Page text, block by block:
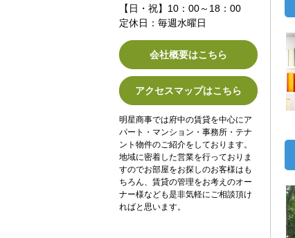
【日・祝】10：00～18：00
定休日：毎週水曜日
会社概要はこちら
アクセスマップはこちら
明星商事では府中の賃貸を中心にア
パート・マンション・事務所・テナ
ント物件のご紹介をしております。
地域に密着した営業を行っておりま
すのでお部屋をお探しのお客様はも
ちろん、賃貸の管理をお考えのオー
ナー様なども是非気軽にご相談頂け
ればと思います。